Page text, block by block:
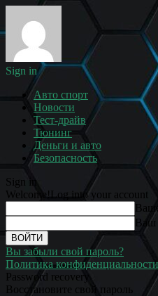
Sign in
Авто спорт
Новости
Тест-драйв
Тюнинг
Деньги и авто
Безопасность
Sign in
Welcome! Log into your account
Ваш
Вы забыли свой пароль?
Политика конфиденциальности
Password recovery
Восстановите свой пароль